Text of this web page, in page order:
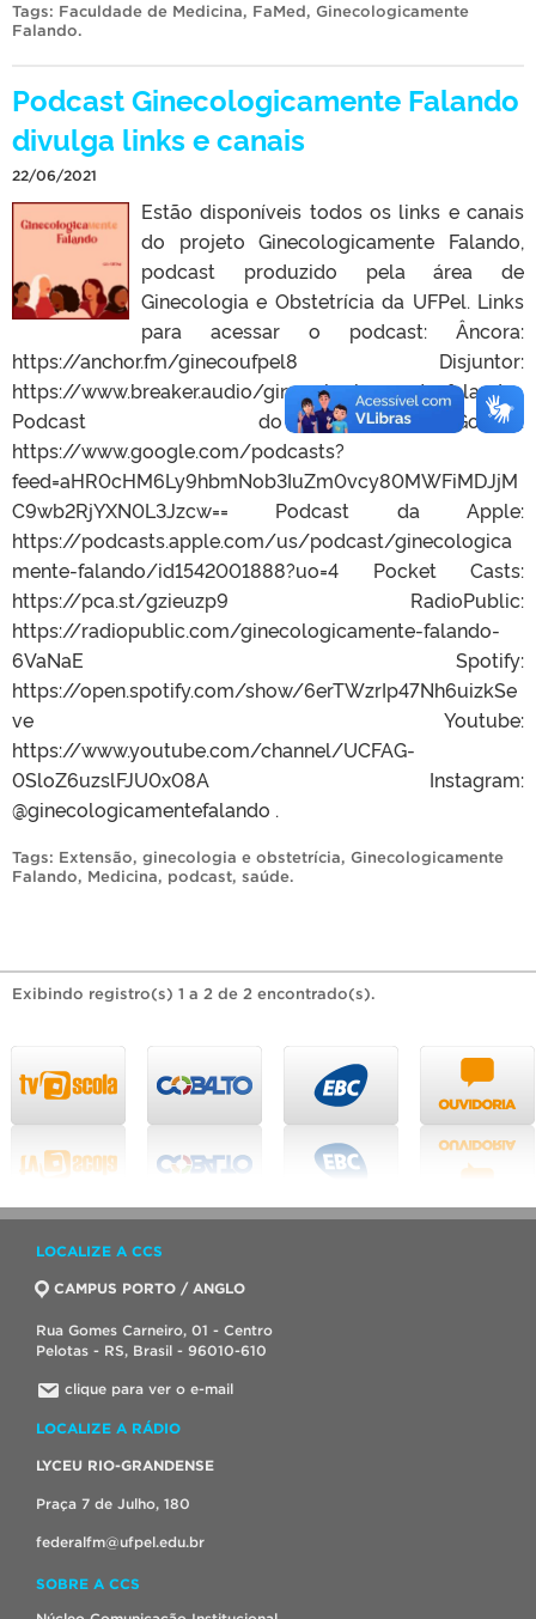
Tags: Faculdade de Medicina, FaMed, Ginecologicamente
Falando.
Podcast Ginecologicamente Falando
divulga links e canais
22/06/2021
Estão disponíveis todos os links e canais
do projeto Ginecologicamente Falando,
podcast produzido pela área de
Ginecologia e Obstetrícia da UFPel. Links
para acessar o podcast: Âncora:
https://anchor.fm/ginecoufpel8 Disjuntor:
https://www.breaker.audio/ginecologicamente-falando
Podcast do Google:
https://www.google.com/podcasts?
feed=aHR0cHM6Ly9hbmNob3IuZm0vcy80MWFiMDJjM
C9wb2RjYXN0L3Jzcw== Podcast da Apple:
https://podcasts.apple.com/us/podcast/ginecologica
mente-falando/id1542001888?uo=4 Pocket Casts:
https://pca.st/gzieuzp9 RadioPublic:
https://radiopublic.com/ginecologicamente-falando-
6VaNaE Spotify:
https://open.spotify.com/show/6erTWzrIp47Nh6uizkSe
ve Youtube:
https://www.youtube.com/channel/UCFAG-
0SloZ6uzslFJU0x08A Instagram:
@ginecologicamentefalando .
Tags: Extensão, ginecologia e obstetrícia, Ginecologicamente
Falando, Medicina, podcast, saúde.
Exibindo registro(s) 1 a 2 de 2 encontrado(s).
LOCALIZE A CCS
CAMPUS PORTO / ANGLO
Rua Gomes Carneiro, 01 - Centro
Pelotas - RS, Brasil - 96010-610
clique para ver o e-mail
LOCALIZE A RÁDIO
LYCEU RIO-GRANDENSE
Praça 7 de Julho, 180
federalfm@ufpel.edu.br
SOBRE A CCS